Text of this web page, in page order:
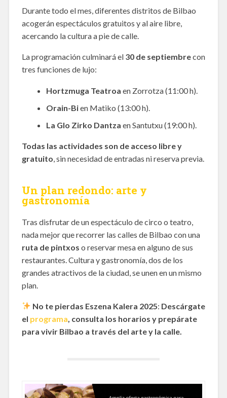
Durante todo el mes, diferentes distritos de Bilbao
acogerán espectáculos gratuitos y al aire libre,
acercando la cultura a pie de calle.
La programación culminará el 30 de septiembrecon
tres funciones de lujo:
Hortzmuga Teatroa en Zorrotza (11:00 h).
Orain-Bien Matiko (13:00 h).
La Glo Zirko Dantza en Santutxu (19:00 h).
Todas las actividades son de acceso libre y
gratuito , sin necesidad de entradas ni reserva previa.
Un plan redondo: arte y
gastronomía
Tras disfrutar de un espectáculo de circo o teatro,
nada mejor que recorrer las calles de Bilbao con una
ruta de pintxos o reservar mesa en alguno de sus
restaurantes. Cultura y gastronomía, dos de los
grandes atractivos de la ciudad, se unen en un mismo
plan.
No te pierdas Eszena Kalera 2025: Descárgate
el programa , consulta los horarios y prepárate
para vivir Bilbao a través del arte y la calle.